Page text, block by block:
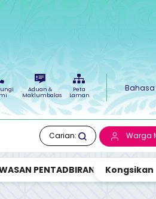
Aduan &
Maklumbalas
Peta
Laman
Select
Carian: Warga
PENTADBIRAN MAJLIS